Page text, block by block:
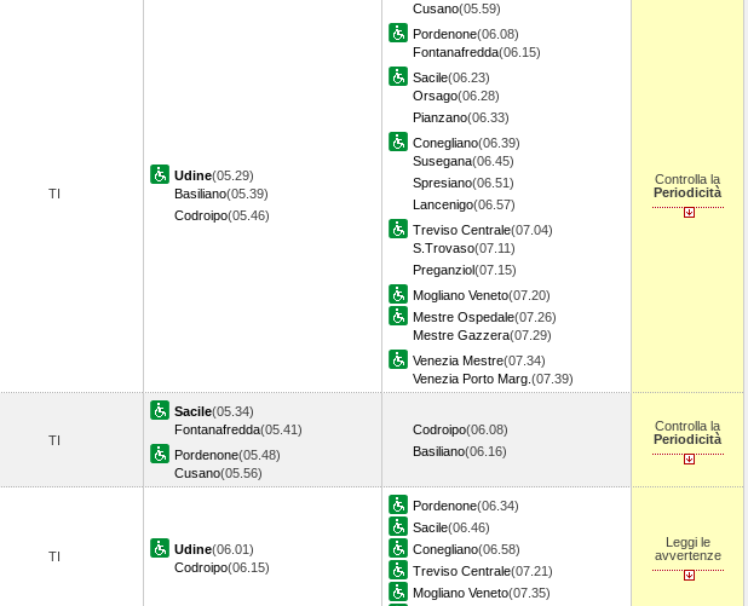
TI
Udine(05.29)
Basiliano(05.39)
Codroipo(05.46)
Cusano(05.59)
Pordenone(06.08)
Fontanafredda(06.15)
Sacile(06.23)
Orsago(06.28)
Pianzano(06.33)
Conegliano(06.39)
Susegana(06.45)
Spresiano(06.51)
Lancenigo(06.57)
Treviso Centrale(07.04)
S.Trovaso(07.11)
Preganziol(07.15)
Mogliano Veneto(07.20)
Mestre Ospedale(07.26)
Mestre Gazzera(07.29)
Venezia Mestre(07.34)
Venezia Porto Marg. (07.39)
Controlla la
Periodicità
TI
Sacile(05.34)
Fontanafredda(05.41)
Pordenone(05.48)
Cusano(05.56)
Codroipo(06.08)
Basiliano(06.16)
Controlla la
Periodicità
TI Udine(06.01)
Codroipo(06.15)
Pordenone(06.34)
Sacile(06.46)
Conegliano(06.58)
Treviso Centrale(07.21)
Mogliano Veneto(07.35)
Leggi le
avvertenze